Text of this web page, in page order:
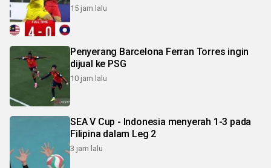
15 jam lalu
Penyerang Barcelona Ferran Torres ingin
dijual ke PSG
10 jam lalu
SEA V Cup - Indonesia menyerah 1-3 pada
Filipina dalam Leg 2
3 jam lalu